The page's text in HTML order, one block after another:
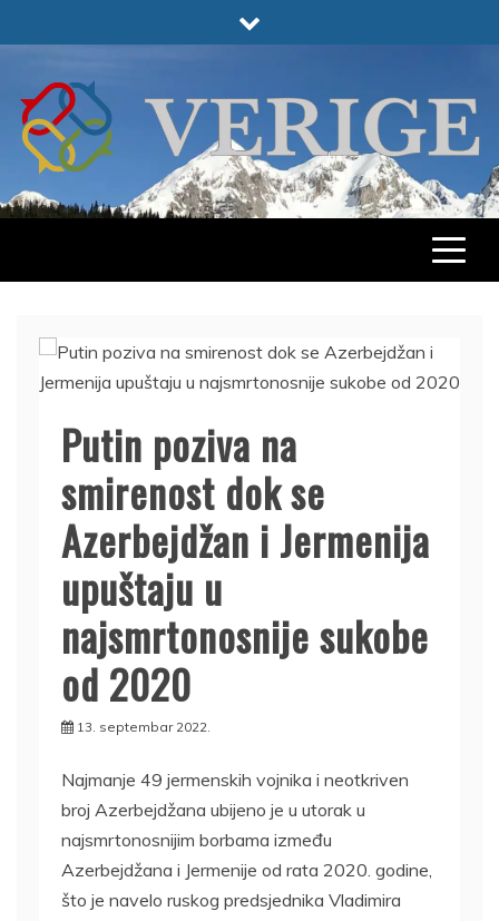
to
VERIGE
ODABRANO
Putin poziva na
smirenost dok se
Azerbejdžan i Jermenija
upuštaju u
najsmrtonosnije sukobe
od 2020
13. septembar 2022.
Najmanje 49 jermenskih vojnika i neotkriven
broj Azerbejdžana ubijeno je u utorak u
najsmrtonosnijim borbama između
Azerbejdžana i Jermenije od rata 2020. godine,
što je navelo ruskog predsjednika Vladimira